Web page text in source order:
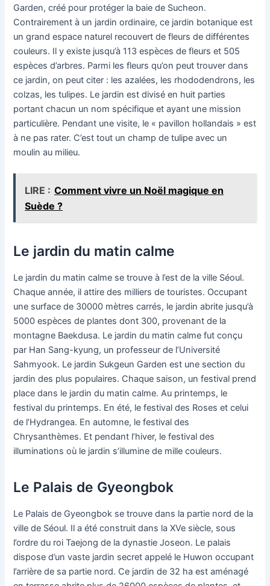
Garden, créé pour protéger la baie de Sucheon.
Contrairement à un jardin ordinaire, ce jardin botanique est
un grand espace naturel recouvert de fleurs de différentes
couleurs. Il y existe jusqu’à 113 espèces de fleurs et 505
espèces d’arbres. Parmi les fleurs qu’on peut trouver dans
ce jardin, on peut citer : les azalées, les rhododendrons, les
colzas, les tulipes. Le jardin est divisé en huit parties
portant chacun un nom spécifique et ayant une mission
particulière. Pendant une visite, le « pavillon hollandais » est
à ne pas rater. C’est tout un champ de tulipe avec un
moulin au milieu.
LIRE : Comment vivre un Noël magique en
Suède ?
Le jardin du matin calme
Le jardin du matin calme se trouve à l’est de la ville Séoul.
Chaque année, il attire des milliers de touristes. Occupant
une surface de 30000 mètres carrés, le jardin abrite jusqu’à
5000 espèces de plantes dont 300, provenant de la
montagne Baekdusa. Le jardin du matin calme fut conçu
par Han Sang-kyung, un professeur de l’Université
Sahmyook. Le jardin Sukgeun Garden est une section du
jardin des plus populaires. Chaque saison, un festival prend
place dans le jardin du matin calme. Au printemps, le
festival du printemps. En été, le festival des Roses et celui
de l’Hydrangea. En automne, le festival des
Chrysanthèmes. Et pendant l’hiver, le festival des
illuminations où le jardin s’illumine de mille couleurs.
Le Palais de Gyeongbok
Le Palais de Gyeongbok se trouve dans la partie nord de la
ville de Séoul. Il a été construit dans la XVe siècle, sous
l’ordre du roi Taejong de la dynastie Joseon. Le palais
dispose d’un vaste jardin secret appelé le Huwon occupant
l’arrière de sa partie nord. Ce jardin de 32 ha est aménagé